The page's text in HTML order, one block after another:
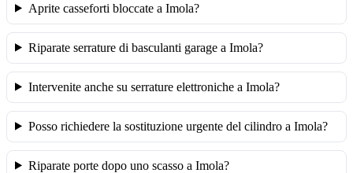
Aprite casseforti bloccate a Imola?
Riparate serrature di basculanti garage a Imola?
Intervenite anche su serrature elettroniche a Imola?
Posso richiedere la sostituzione urgente del cilindro a Imola?
Riparate porte dopo uno scasso a Imola?